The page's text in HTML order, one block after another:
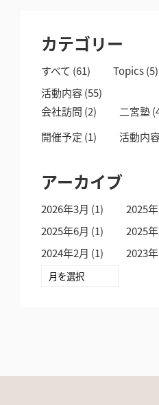
カテゴリー
すべて (61) Topics(5)
活動内容(55)
会社訪問 (2) 二宮塾
開催予定 (1) 活動内
アーカイブ
2026年3月 (1) 2025
2025年6月 (1) 2025
2024年2月 (1) 2023